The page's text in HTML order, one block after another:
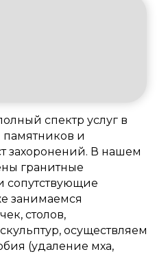
спектр услуг в
памятников и
захоронений. В нашем
гранитные
сопутствующие
занимаемся
столов,
осуществляем
(удаление мха,